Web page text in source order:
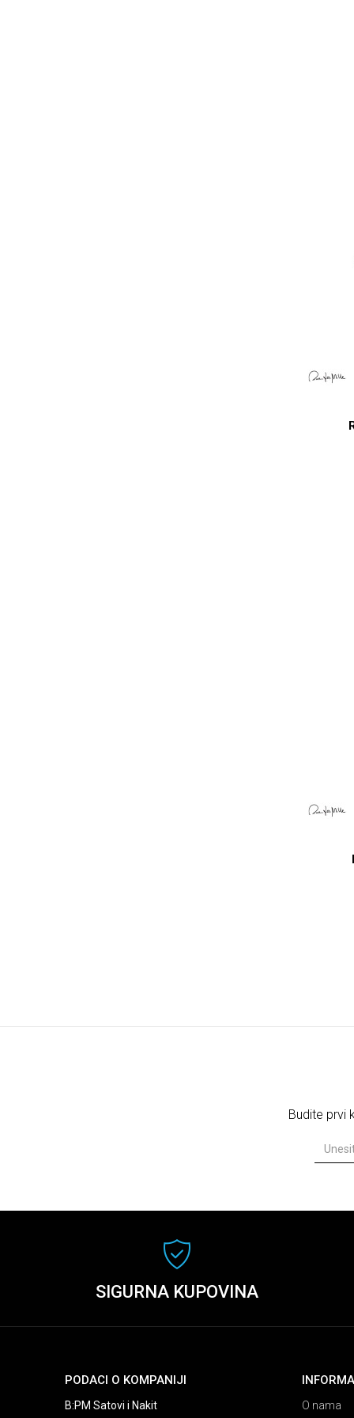
Budite prvi
SIGURNA KUPOVINA
PODACI O KOMPANIJI
B:PM Satovi i Nakit O nama